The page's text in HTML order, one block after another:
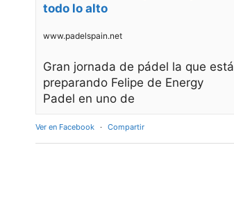
todo lo alto
www.padelspain.net
Gran jornada de pádel la que está
preparando Felipe de Energy
Padel en uno de
Ver en Facebook · Compartir